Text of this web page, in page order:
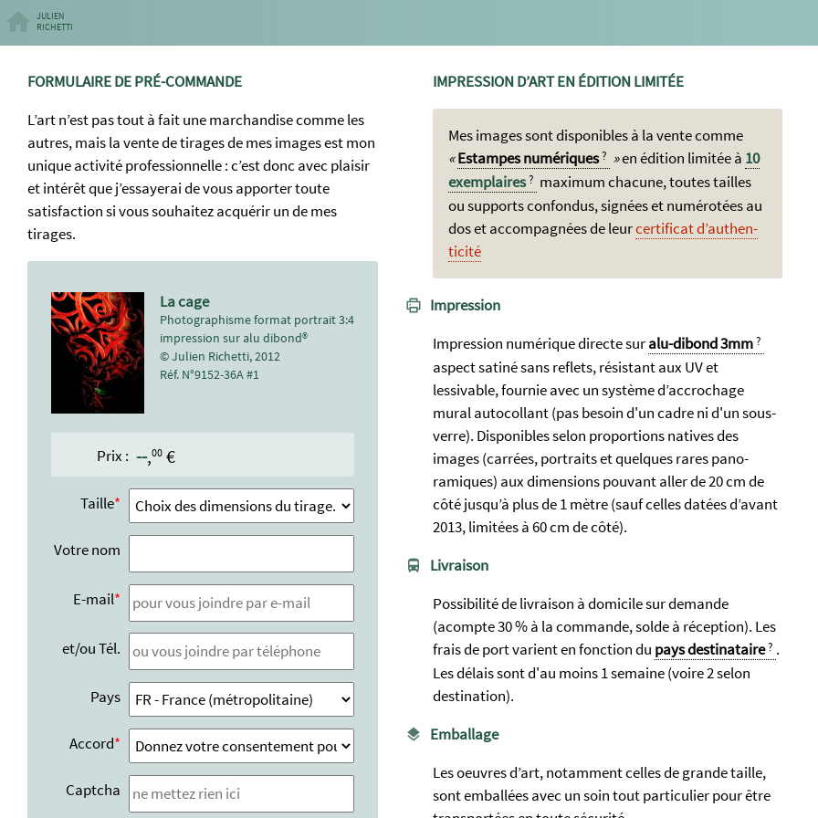
FORMULAIRE DE PRÉ-COMMANDE
L’art n’est pas tout à fait une marchandise comme les
autres, mais la vente de tirages de mes images est mon
unique activité professionnelle : c’est donc avec plaisir
et intérêt que j’essayerai de vous apporter toute
satisfaction si vous souhaitez acquérir un de mes
tirages.
La cage
Photographisme format portrait 3:4
impression sur alu dibond®
© Julien Richetti, 2012
Réf. N°9152-36A #1
Prix : --,00 €
Taille
Votre nom
E-mail
et/ou Tél.
Pays
Accord
Captcha
IMPRESSION D’ART EN ÉDITION LIMITÉE
Mes images sont dispo­nibles à la vente com­me
Est­ampes numé­riques
en édi­tion lim­itée à 10
exem­plaires
maxi­mum cha­cune, toutes tailles
ou sup­ports con­fondus, si­gnées et num­érot­ées au
dos et accom­pagnées de leurcerti­ficat d’authen­
ticité
Impression
Impression numérique directe suralu-dibond 3mm
aspect satiné sans reflets, résistant aux UV et
lessivable, fournie avec un système d’accrochage
mural autocollant (pas besoin d'un cadre ni d'un sous-
verre). Dispo­nibles selon propor­tions natives des
images (carrées, portraits et quelques rares pano­
ramiques) aux dim­ensions pouvant aller de 20 cm de
côté jusqu’à plus de 1 mètre (sauf celles datées d’avant
2013, limitées à 60 cm de côté).
Livraison
Possibilité de livraison à domicile sur demande
(acompte 30 % à la commande, solde à réception). Les
frais de port varient en fonction du pays destinataire
.
Les délais sont d'au moins 1 semaine (voire 2 selon
destination).
Emballage
Les oeuvres d’art, notamment celles de grande taille,
sont emballées avec un soin tout particulier pour être
JULIEN
RICHETTI